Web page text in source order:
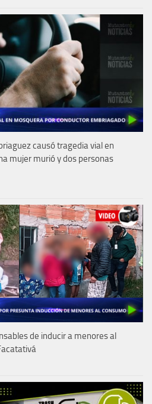
causó tragedia vial en
mujer murió y dos personas
de inducir a menores al